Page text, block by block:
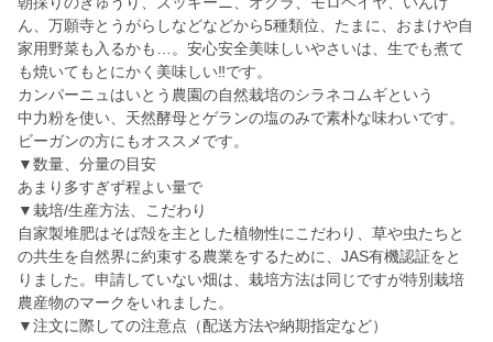
ん、万願寺とうがらしなどなどから5種類位、たまに、おまけや自
家用野菜も入るかも…。安心安全美味しいやさいは、生でも煮て
も焼いてもとにかく美味しい‼️です。
カンパーニュはいとう農園の自然栽培のシラネコムギという
中力粉を使い、天然酵母とゲランの塩のみで素朴な味わいです。
ビーガンの方にもオススメです。
▼数量、分量の目安
あまり多すぎず程よい量で
▼栽培/生産方法、こだわり
自家製堆肥はそば殻を主とした植物性にこだわり、草や虫たちと
の共生を自然界に約束する農業をするために、JAS有機認証をと
りました。申請していない畑は、栽培方法は同じですが特別栽培
農産物のマークをいれました。
▼注文に際しての注意点（配送方法や納期指定など）